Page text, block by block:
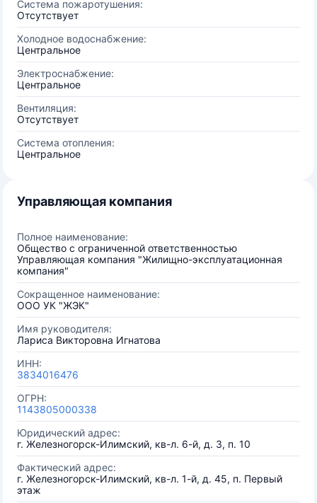
Система пожаротушения:
Отсутствует
Холодное водоснабжение:
Центральное
Электроснабжение:
Центральное
Вентиляция:
Отсутствует
Система отопления:
Центральное
Управляющая компания
Полное наименование:
Общество с ограниченной ответственностью
Управляющая компания "Жилищно-эксплуатационная
компания"
Сокращенное наименование:
ООО УК "ЖЭК"
Имя руководителя:
Лариса Викторовна Игнатова
ИНН:
3834016476
ОГРН:
1143805000338
Юридический адрес:
г. Железногорск-Илимский, кв-л. 6-й, д. 3, п. 10
Фактический адрес:
г. Железногорск-Илимский, кв-л. 1-й, д. 45, п. Первый
этаж